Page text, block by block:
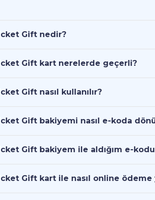
Gift nedir?
Gift kart nerelerde geçerli?
Gift nasıl kullanılır?
Gift bakiyemi nasıl e-koda
Gift bakiyem ile aldığım e-
Gift kart ile nasıl online ödeme